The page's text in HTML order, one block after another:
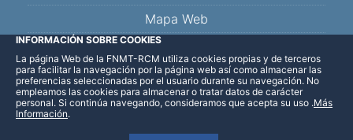
Mapa Web
Facebook
TwitterYouTube
Blog Linkedin
INFORMACIÓN SOBRE COOKIES
La página Web de la FNMT-RCM utiliza cookies propias y de terceros
para facilitar la navegación por la página web así como almacenar las
preferencias seleccionadas por el usuario durante su navegación. No
empleamos las cookies para almacenar o tratar datos de carácter
personal. Si continúa navegando, consideramos que acepta su uso .Más
Información.